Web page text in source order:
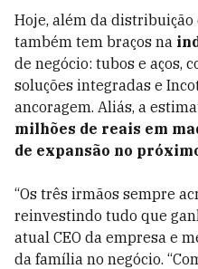
Hoje, além da distribuição
também tem braços na
de negócio: tubos e aços,
soluções integradas e
ancoragem. Aliás, a
milhões de reais em
de expansão no
“Os três irmãos sempre
reinvestindo tudo que
atual CEO da empresa e
da família no negócio.